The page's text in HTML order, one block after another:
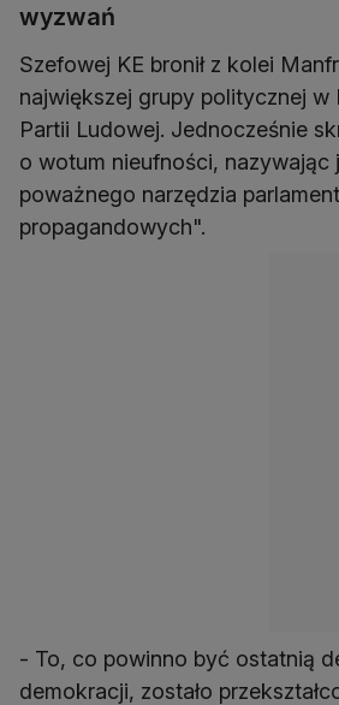
wyzwań
Szefowej KE bronił z kolei
największej grupy politycznej w
Partii Ludowej. Jednocześnie
o wotum nieufności, nazywając
poważnego narzędzia
propagandowych".
- To, co powinno być ostatnią
demokracji, zostało